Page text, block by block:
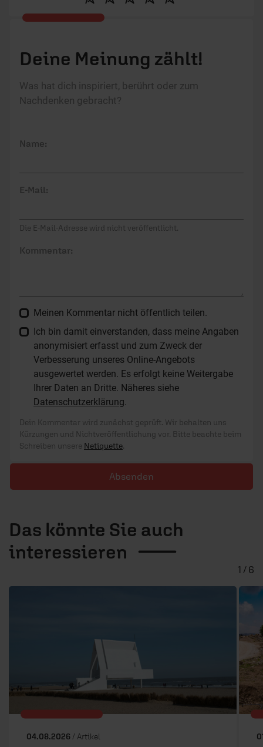
Deine Meinung zählt!
Was hat dich inspiriert, berührt oder zum
Nachdenken gebracht?
Name:
E-Mail:
Die E-Mail-Adresse wird nicht veröffentlicht.
Kommentar:
Meinen Kommentar nicht öffentlich teilen.
Ich bin damit einverstanden, dass meine Angaben
anonymisiert erfasst und zum Zweck der
Verbesserung unseres Online-Angebots
ausgewertet werden. Es erfolgt keine Weitergabe
Ihrer Daten an Dritte. Näheres siehe
Datenschutzerklärung.
Dein Kommentar wird zunächst geprüft. Wir behalten uns
Kürzungen und Nichtveröffentlichung vor. Bitte beachte beim
Schreiben unsere Netiquette.
Absenden
Das könnte Sie auch
interessieren
04.08.2026/ Artikel
1 / 6